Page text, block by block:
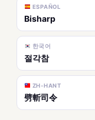
ESPAÑOL
Bisharp
한국어
절각참
ZH-HANT
劈斬司令